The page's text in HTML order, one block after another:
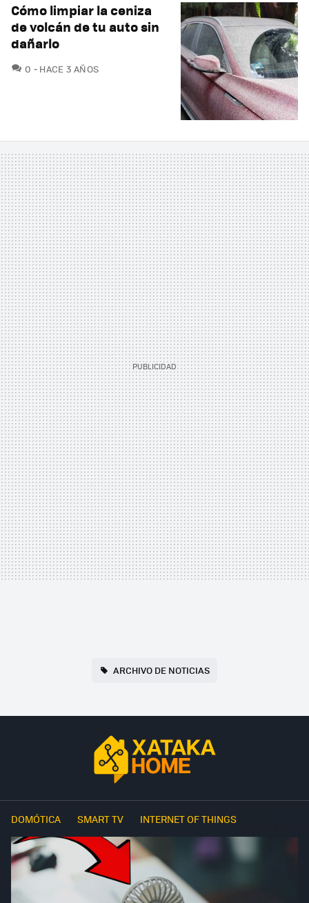
Cómo limpiar la ceniza
de volcán de tu auto sin
dañarlo
0 COMENTARIOS
HACE 3 AÑOS
ARCHIVO DE NOTICIAS
DOMÓTICA SMART TV INTERNET OF THINGS